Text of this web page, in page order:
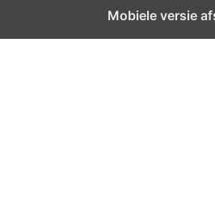
Mobiele versie